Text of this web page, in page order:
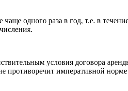
одного раза в год, т.е. в
условия договора
противоречит императивной